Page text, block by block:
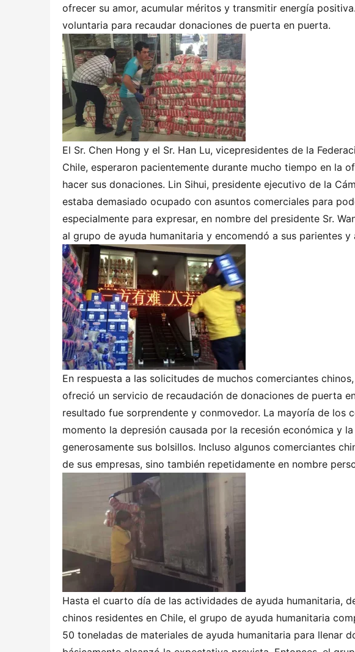
ofrecer su amor, acumular méritos y transmitir energía
voluntaria para recaudar donaciones de puerta en puerta.
El Sr. Chen Hong y el Sr. Han Lu, vicepresidentes de la
Chile, esperaron pacientemente durante mucho tiempo en la
hacer sus donaciones. Lin Sihui, presidente ejecutivo de la
estaba demasiado ocupado con asuntos comerciales para
especialmente para expresar, en nombre del presidente Sr.
al grupo de ayuda humanitaria y encomendó a sus parientes
En respuesta a las solicitudes de muchos comerciantes
ofreció un servicio de recaudación de donaciones de puerta
resultado fue sorprendente y conmovedor. La mayoría de los
momento la depresión causada por la recesión económica y
generosamente sus bolsillos. Incluso algunos comerciantes
de sus empresas, sino también repetidamente en nombre
Hasta el cuarto día de las actividades de ayuda humanitaria,
chinos residentes en Chile, el grupo de ayuda humanitaria
50 toneladas de materiales de ayuda humanitaria para llenar